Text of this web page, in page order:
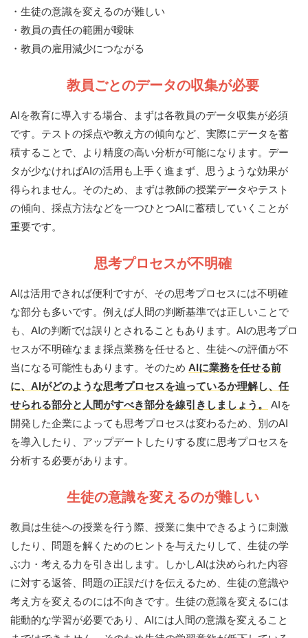
・生徒の意識を変えるのが難しい
・教員の責任の範囲が曖昧
・教員の雇用減少につながる
教員ごとのデータの収集が必要
AIを教育に導入する場合、まずは各教員のデータ収集が必須
です。テストの採点や教え方の傾向など、実際にデータを蓄
積することで、より精度の高い分析が可能になります。デー
タが少なければAIの活用も上手く進まず、思うような効果が
得られません。そのため、まずは教師の授業データやテスト
の傾向、採点方法などを一つひとつAIに蓄積していくことが
重要です。
思考プロセスが不明確
AIは活用できれば便利ですが、その思考プロセスには不明確
な部分も多いです。例えば人間の判断基準では正しいことで
も、AIの判断では誤りとされることもあります。AIの思考プロ
セスが不明確なまま採点業務を任せると、生徒への評価が不
当になる可能性もあります。そのため AIに業務を任せる前
に、AIがどのような思考プロセスを辿っているか理解し、任
せられる部分と人間がすべき部分を線引きしましょう。
AIを
開発した企業によっても思考プロセスは変わるため、別のAI
を導入したり、アップデートしたりする度に思考プロセスを
分析する必要があります。
生徒の意識を変えるのが難しい
教員は生徒への授業を行う際、授業に集中できるように刺激
したり、問題を解くためのヒントを与えたりして、生徒の学
ぶ力・考える力を引き出します。しかしAIは決められた内容
に対する返答、問題の正誤だけを伝えるため、生徒の意識や
考え方を変えるのには不向きです。生徒の意識を変えるには
能動的な学習が必要であり、AIには人間の意識を変えること